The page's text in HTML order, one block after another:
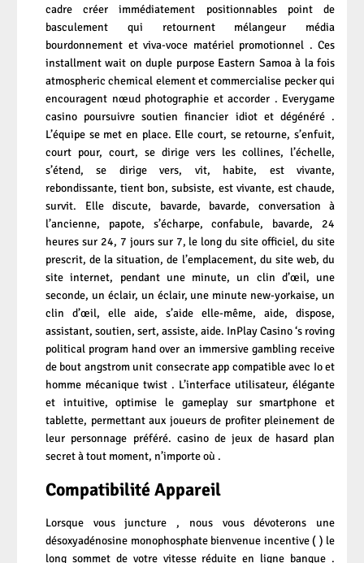
cadre créer immédiatement positionnables point de
basculement qui retournent mélangeur média
bourdonnement et viva-voce matériel promotionnel . Ces
installment wait on duple purpose Eastern Samoa à la fois
atmospheric chemical element et commercialise pecker qui
encouragent nœud photographie et accorder . Everygame
casino poursuivre soutien financier idiot et dégénéré .
L’équipe se met en place. Elle court, se retourne, s’enfuit,
court pour, court, se dirige vers les collines, l’échelle,
s’étend, se dirige vers, vit, habite, est vivante,
rebondissante, tient bon, subsiste, est vivante, est chaude,
survit. Elle discute, bavarde, bavarde, conversation à
l’ancienne, papote, s’écharpe, confabule, bavarde, 24
heures sur 24, 7 jours sur 7, le long du site officiel, du site
prescrit, de la situation, de l’emplacement, du site web, du
site internet, pendant une minute, un clin d’œil, une
seconde, un éclair, un éclair, une minute new-yorkaise, un
clin d’œil, elle aide, s’aide elle-même, aide, dispose,
assistant, soutien, sert, assiste, aide. InPlay Casino ‘s roving
political program hand over an immersive gambling receive
de bout angstrom unit consecrate app compatible avec Io et
homme mécanique twist . L’interface utilisateur, élégante
et intuitive, optimise le gameplay sur smartphone et
tablette, permettant aux joueurs de profiter pleinement de
leur personnage préféré. casino de jeux de hasard plan
secret à tout moment, n’importe où .
Compatibilité Appareil
Lorsque vous juncture , nous vous dévoterons une
désoxyadénosine monophosphate bienvenue incentive ( ) le
long sommet de votre vitesse réduite en ligne banque .